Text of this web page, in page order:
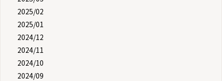
2025/02
2025/01
2024/12
2024/11
2024/10
2024/09